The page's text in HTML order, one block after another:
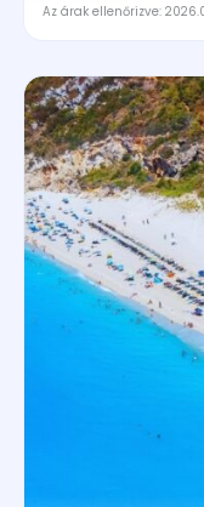
Az árak ellenőrizve: